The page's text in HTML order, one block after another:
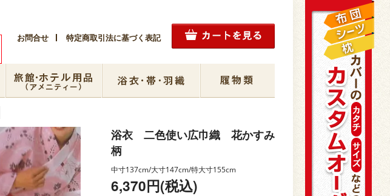
お問合せ 特定商取引法に基づく表記
浴衣 二色使い広巾織 花かすみ
柄
中寸137cm/大寸147cm/特大寸155cm
6,370円(税込)